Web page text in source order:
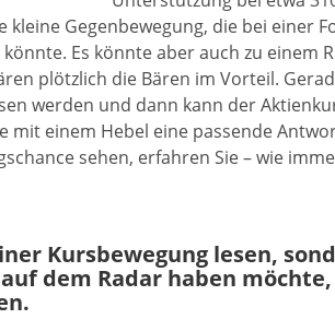
kleine Gegenbewegung, die bei einer
Es könnte aber auch zu einem
plötzlich die Bären im Vorteil.
werden und dann kann der
mit einem Hebel eine passende
sehen, erfahren Sie – wie
Kursbewegung lesen,
dem Radar haben